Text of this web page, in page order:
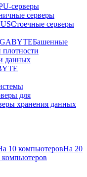
серверы
серверы
Стоечные серверы
Башенные
данных
для
хранения данных
10 компьютеровНа 20